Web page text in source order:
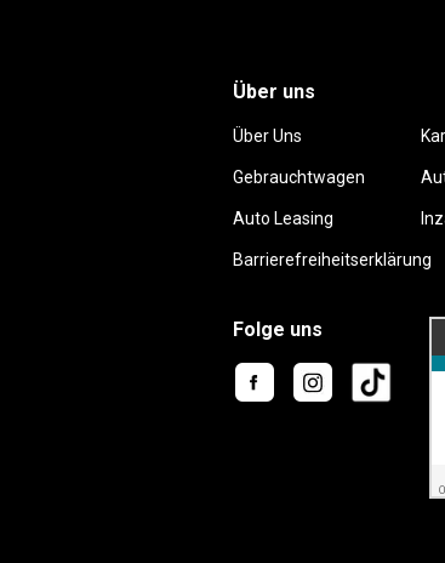
Über uns
Über Uns
Gebrauchtwagen
Auto Leasing
Barrierefreiheitserklärung
Folge uns